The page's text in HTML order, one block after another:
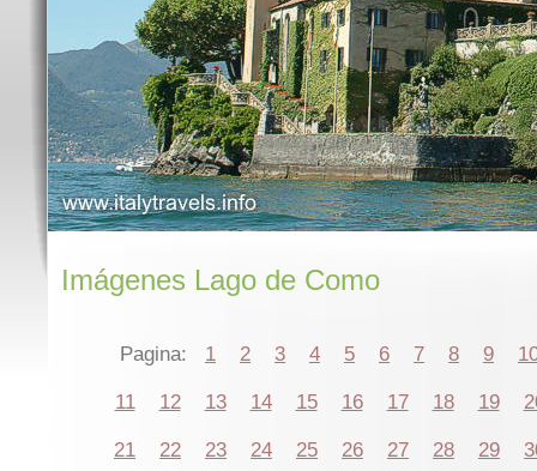
Imágenes Lago de Como
Pagina: 1 2 3 4 5 6 7 8 9
11 12 13 14 15 16 17 18 19
21 22 23 24 25 26 27 28 29